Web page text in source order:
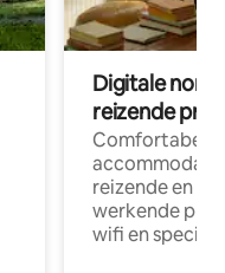
Digitale
reizende
Comfortabele
reizende en
werkende
wifi en